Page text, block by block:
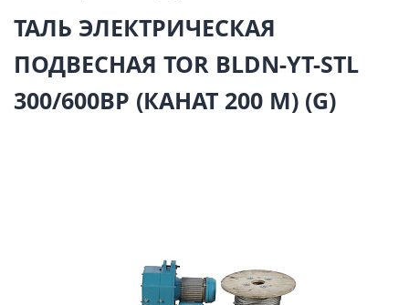
ТАЛЬ ЭЛЕКТРИЧЕСКАЯ
ПОДВЕСНАЯ TOR BLDN-YT-STL
300/600BP (КАНАТ 200 М) (G)